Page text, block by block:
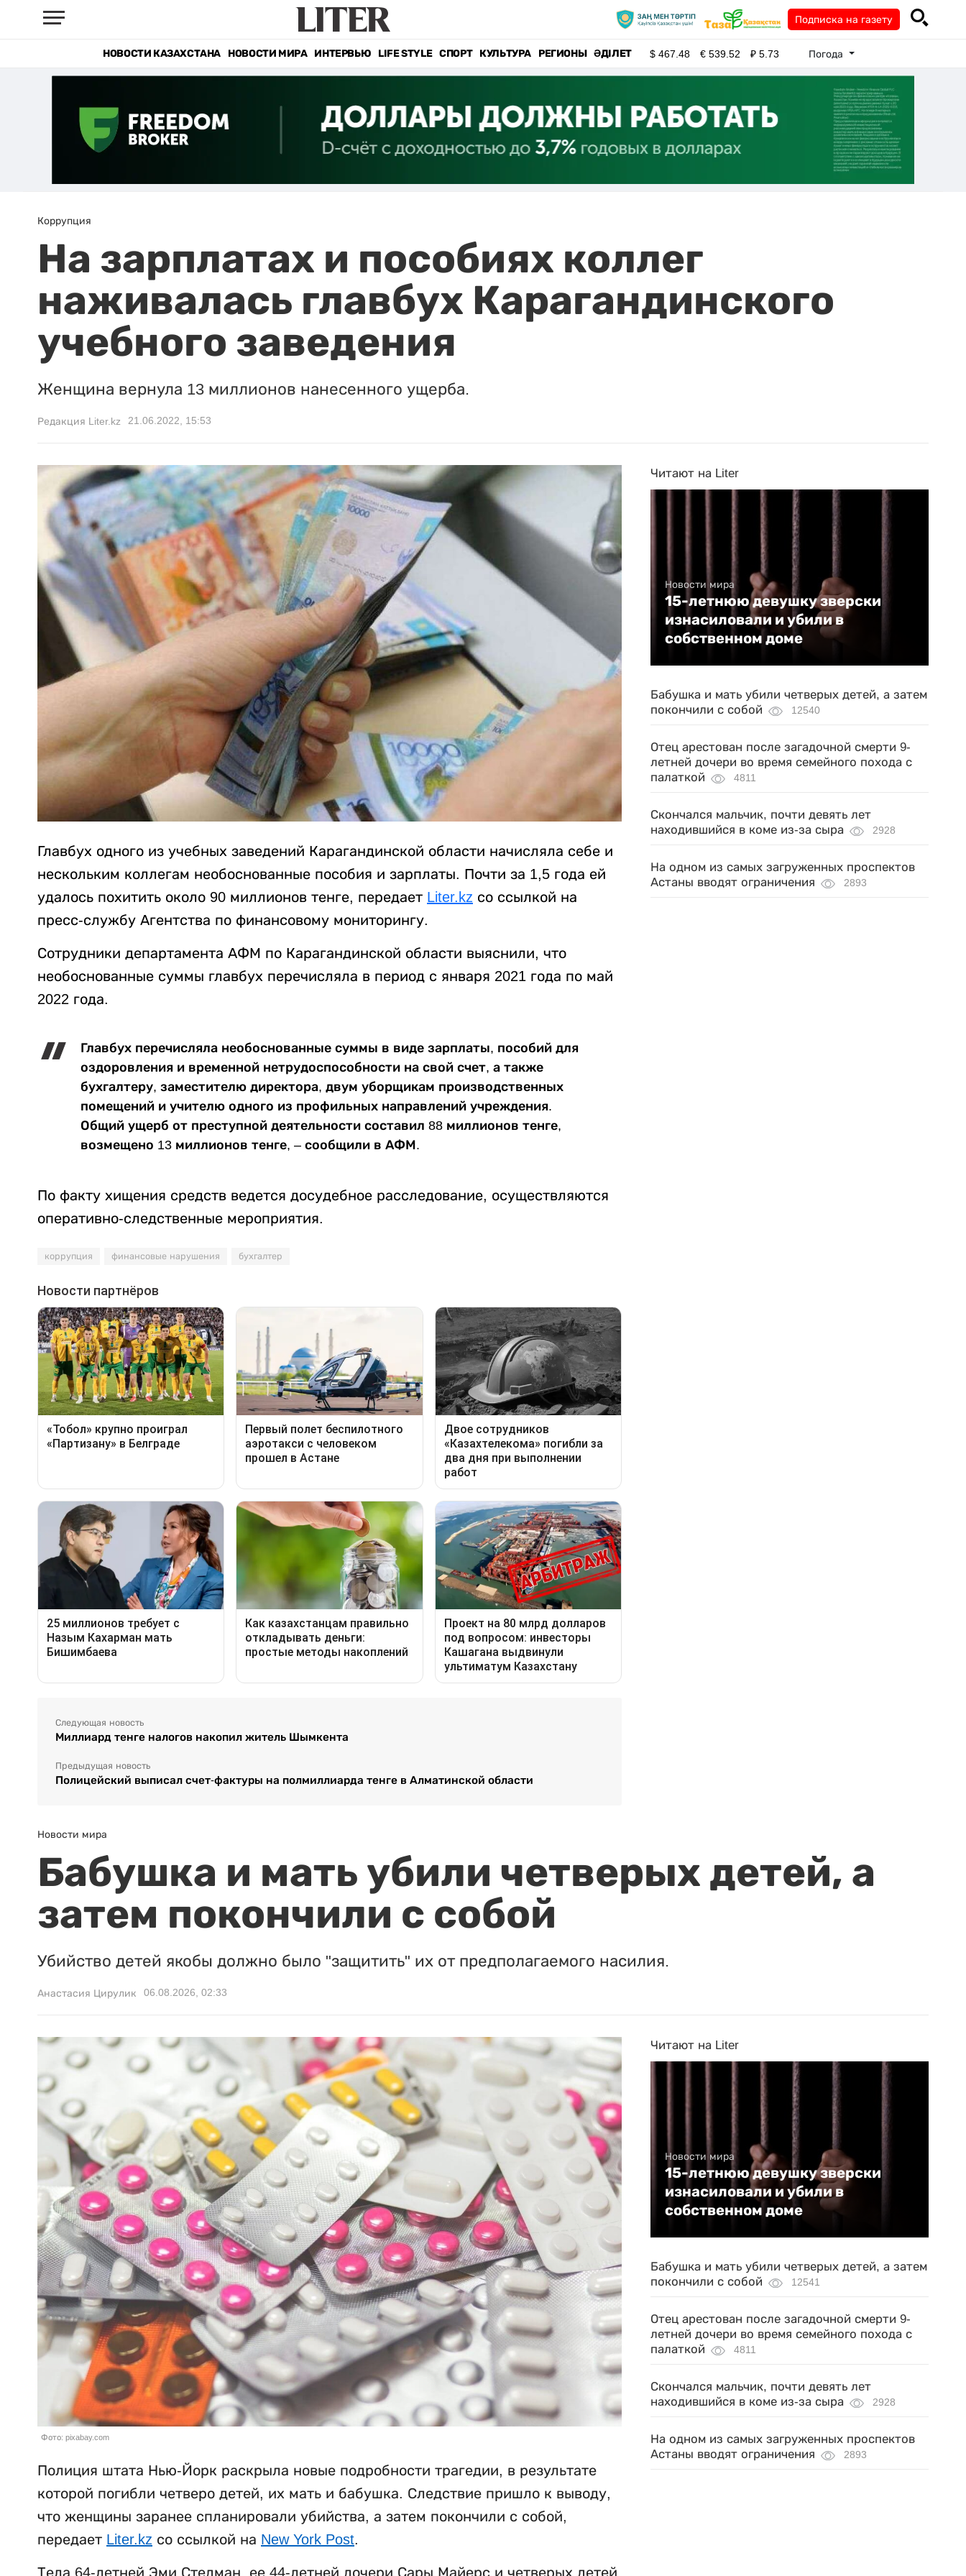
Подписка на газету
НОВОСТИ КАЗАХСТАНА НОВОСТИ МИРА ИНТЕРВЬЮ LIFE STYLE СПОРТ КУЛЬТУРА РЕГИОНЫ ӘДІЛЕТ $467.48 €539.52 ₽5.73 Погода
Коррупция
На зарплатах и пособиях коллег
наживалась главбух Карагандинского
учебного заведения
Женщина вернула 13 миллионов нанесенного ущерба.
Редакция Liter.kz 21.06.2022, 15:53
Главбух одного из учебных заведений Карагандинской области начисляла себе и
нескольким коллегам необоснованные пособия и зарплаты. Почти за 1,5 года ей
удалось похитить около 90 миллионов тенге, передает Liter.kz со ссылкой на
пресс-службу Агентства по финансовому мониторингу.
Сотрудники департамента АФМ по Карагандинской области выяснили, что
необоснованные суммы главбух перечисляла в период с января 2021 года по май
2022 года.
Главбух перечисляла необоснованные суммы в виде зарплаты, пособий для
оздоровления и временной нетрудоспособности на свой счет, а также
бухгалтеру, заместителю директора, двум уборщикам производственных
помещений и учителю одного из профильных направлений учреждения.
Общий ущерб от преступной деятельности составил 88 миллионов тенге,
возмещено 13 миллионов тенге, – сообщили в АФМ.
По факту хищения средств ведется досудебное расследование, осуществляются
оперативно-следственные мероприятия.
коррупция финансовые нарушения бухгалтер
Следующая новость
Миллиард тенге налогов накопил житель Шымкента
Предыдущая новость
Полицейский выписал счет-фактуры на полмиллиарда тенге в Алматинской области
Читают на Liter
Новости мира
15-летнюю девушку зверски
изнасиловали и убили в
собственном доме
Бабушка и мать убили четверых детей, а затем
покончили с собой
12540
Отец арестован после загадочной смерти 9-
летней дочери во время семейного похода с
палаткой
4811
Скончался мальчик, почти девять лет
находившийся в коме из-за сыра
2928
На одном из самых загруженных проспектов
Астаны вводят ограничения
2893
Новости мира
Бабушка и мать убили четверых детей, а
затем покончили с собой
Убийство детей якобы должно было "защитить" их от предполагаемого насилия.
Анастасия Цирулик 06.08.2026, 02:33
Фото: pixabay.com
Полиция штата Нью-Йорк раскрыла новые подробности трагедии, в результате
которой погибли четверо детей, их мать и бабушка. Следствие пришло к выводу,
что женщины заранее спланировали убийства, а затем покончили с собой,
передает Liter.kz со ссылкой на New York Post.
Тела 64-летней Эми Стедман, ее 44-летней дочери Сары Майерс и четверых детей
Читают на Liter
Новости мира
15-летнюю девушку зверски
изнасиловали и убили в
собственном доме
Бабушка и мать убили четверых детей, а затем
покончили с собой
12541
Отец арестован после загадочной смерти 9-
летней дочери во время семейного похода с
палаткой
4811
Скончался мальчик, почти девять лет
находившийся в коме из-за сыра
2928
На одном из самых загруженных проспектов
Астаны вводят ограничения
2893